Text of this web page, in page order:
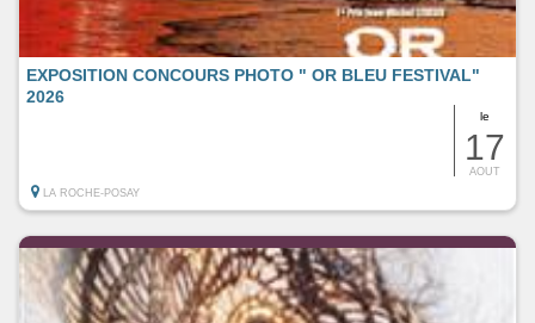
le
17
AOUT
EXPOSITION CONCOURS PHOTO " OR BLEU FESTIVAL"
2026
LA ROCHE-POSAY